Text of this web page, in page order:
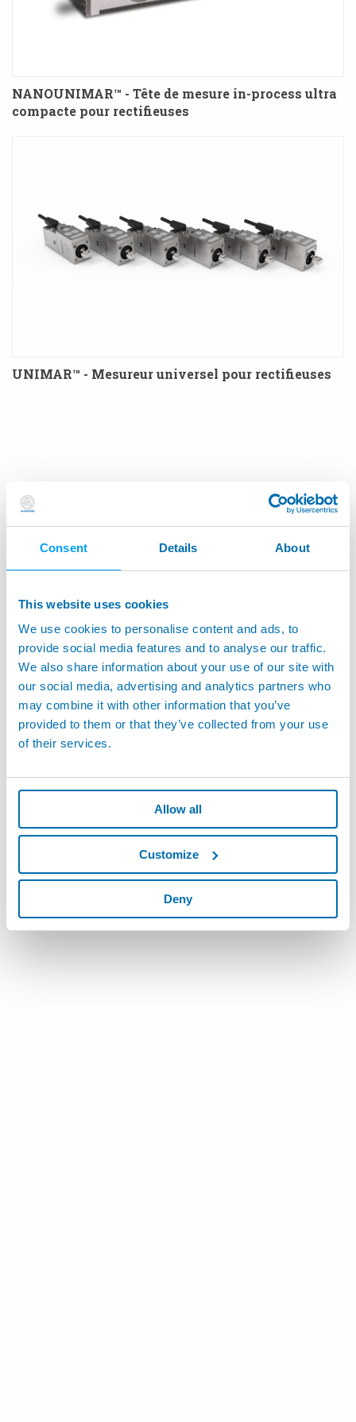
Consent Details About
This website uses cookies
We use cookies to personalise content and ads, to
provide social media features and to analyse our traffic.
We also share information about your use of our site with
our social media, advertising and analytics partners who
may combine it with other information that you’ve
provided to them or that they’ve collected from your use
of their services.
Allow all
Customize
Deny
NANOUNIMAR™ - Tête de mesure in-process ultra
compacte pour rectifieuses
UNIMAR™ - Mesureur universel pour rectifieuses